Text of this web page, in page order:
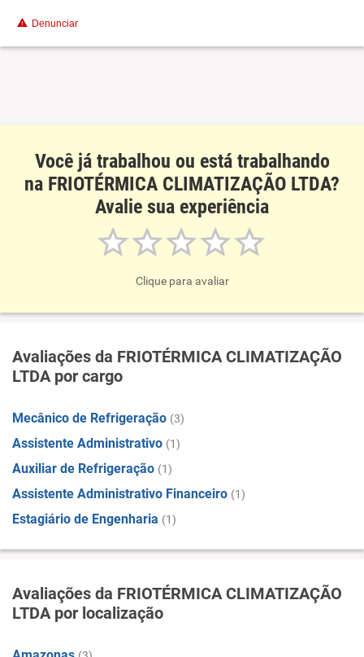
Benefícios
Denunciar
Você já trabalhou ou está trabalhando
na FRIOTÉRMICA CLIMATIZAÇÃO LTDA?
Avalie sua experiência
Clique para avaliar
Avaliações da FRIOTÉRMICA CLIMATIZAÇÃO
LTDA por cargo
Mecânico de Refrigeração (3)
Assistente Administrativo (1)
Auxiliar de Refrigeração (1)
Assistente Administrativo Financeiro (1)
Estagiário de Engenharia (1)
Avaliações da FRIOTÉRMICA CLIMATIZAÇÃO
LTDA por localização